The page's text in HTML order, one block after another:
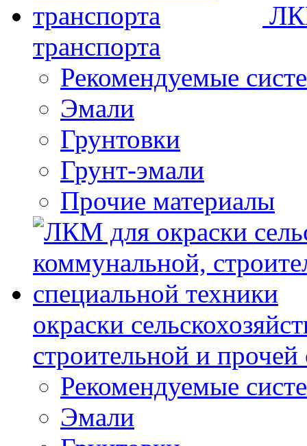
транспорта
Рекомендуемые
Эмали
Грунтовки
Грунт-эмали
Прочие материалы
окраски
строительной и
Рекомендуемые
Эмали